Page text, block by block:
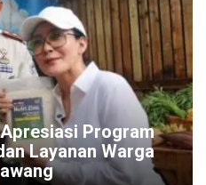
Program
Layanan Warga